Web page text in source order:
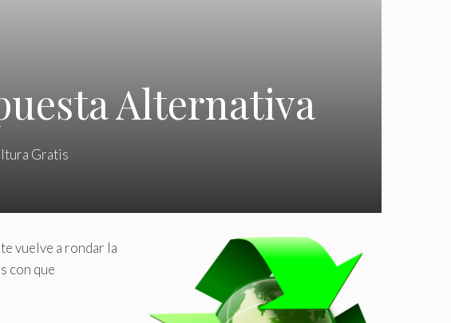
Alternativa
Gratis
vuelve a rondar la
con que